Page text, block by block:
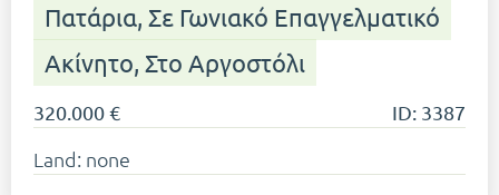
Πατάρια, Σε Γωνιακό Επαγγελματικό
Ακίνητο, Στο Αργοστόλι
320.000 € ID: 3387
Land: none